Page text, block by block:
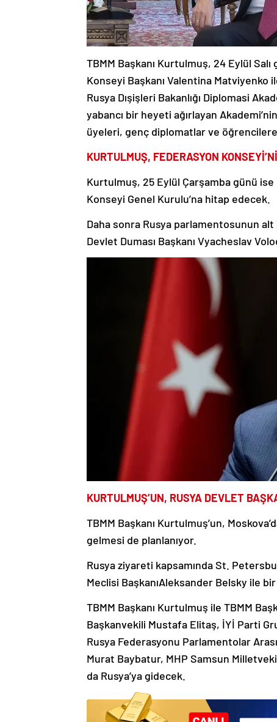
TBMM Başkanı Kurtulmuş, 24 Eylül
Konseyi Başkanı Valentina Matviyenko
Rusya Dışişleri Bakanlığı Diplomasi
yabancı bir heyeti ağırlayan
üyeleri, genç diplomatlar ve
KURTULMUŞ, FEDERASYON
Kurtulmuş, 25 Eylül Çarşamba günü
Konseyi Genel Kurulu’na hitap edecek.
Daha sonra Rusya parlamentosunun alt
Devlet Duması Başkanı Vyacheslav
KURTULMUŞ’UN, RUSYA DEVLET
TBMM Başkanı Kurtulmuş’un,
gelmesi de planlanıyor.
Rusya ziyareti kapsamında St.
Meclisi BaşkanıAleksander Belsky ile
TBMM Başkanı Kurtulmuş ile TBMM
Başkanvekili Mustafa Elitaş, İYİ Parti
Rusya Federasyonu Parlamentolar
Murat Baybatur, MHP Samsun
da Rusya’ya gidecek.